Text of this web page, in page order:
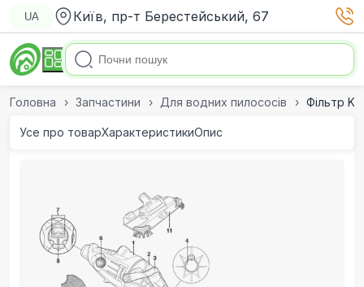
UA Київ, пр-т Берестейський, 67
Головна Запчастини Для водних пилососів Фільтр
Усе про товарХарактеристикиОпис